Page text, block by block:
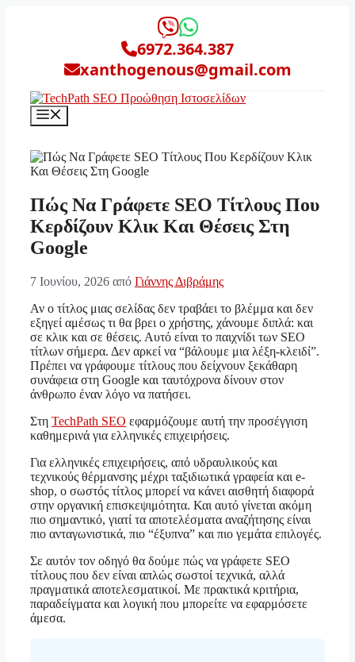
6972.364.387
xanthogenous@gmail.com
Πώς Να Γράφετε SEO Τίτλους Που
Κερδίζουν Κλικ Και Θέσεις Στη
Google
7 Ιουνίου, 2026 από Γιάννης Διβράμης
Αν ο τίτλος μιας σελίδας δεν τραβάει το βλέμμα και δεν
εξηγεί αμέσως τι θα βρει ο χρήστης, χάνουμε διπλά: και
σε κλικ και σε θέσεις. Αυτό είναι το παιχνίδι των SEO
τίτλων σήμερα. Δεν αρκεί να “βάλουμε μια λέξη-κλειδί”.
Πρέπει να γράφουμε τίτλους που δείχνουν ξεκάθαρη
συνάφεια στη Google και ταυτόχρονα δίνουν στον
άνθρωπο έναν λόγο να πατήσει.
Στη TechPath SEO εφαρμόζουμε αυτή την προσέγγιση
καθημερινά για ελληνικές επιχειρήσεις.
Για ελληνικές επιχειρήσεις, από υδραυλικούς και
τεχνικούς θέρμανσης μέχρι ταξιδιωτικά γραφεία και e-
shop, ο σωστός τίτλος μπορεί να κάνει αισθητή διαφορά
στην οργανική επισκεψιμότητα. Και αυτό γίνεται ακόμη
πιο σημαντικό, γιατί τα αποτελέσματα αναζήτησης είναι
πιο ανταγωνιστικά, πιο “έξυπνα” και πιο γεμάτα επιλογές.
Σε αυτόν τον οδηγό θα δούμε πώς να γράφετε SEO
τίτλους που δεν είναι απλώς σωστοί τεχνικά, αλλά
πραγματικά αποτελεσματικοί. Με πρακτικά κριτήρια,
παραδείγματα και λογική που μπορείτε να εφαρμόσετε
άμεσα.